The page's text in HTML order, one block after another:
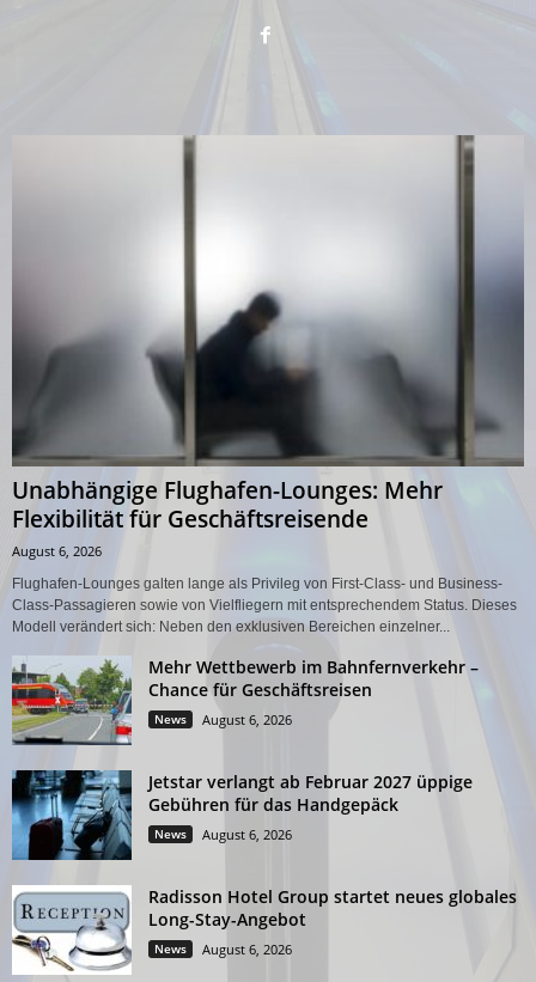
Unabhängige Flughafen-Lounges: Mehr
Flexibilität für Geschäftsreisende
August 6, 2026
Flughafen-Lounges galten lange als Privileg von First-Class- und Business-
Class-Passagieren sowie von Vielfliegern mit entsprechendem Status. Dieses
Modell verändert sich: Neben den exklusiven Bereichen einzelner...
Mehr Wettbewerb im Bahnfernverkehr –
Chance für Geschäftsreisen
News August 6, 2026
Jetstar verlangt ab Februar 2027 üppige
Gebühren für das Handgepäck
News August 6, 2026
Radisson Hotel Group startet neues globales
Long-Stay-Angebot
News August 6, 2026